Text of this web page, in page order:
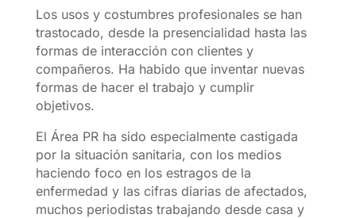
Los usos y costumbres profesionales se han
trastocado, desde la presencialidad hasta las
formas de interacción con clientes y
compañeros. Ha habido que inventar nuevas
formas de hacer el trabajo y cumplir
objetivos.
El Área PR ha sido especialmente castigada
por la situación sanitaria, con los medios
haciendo foco en los estragos de la
enfermedad y las cifras diarias de afectados,
muchos periodistas trabajando desde casa y